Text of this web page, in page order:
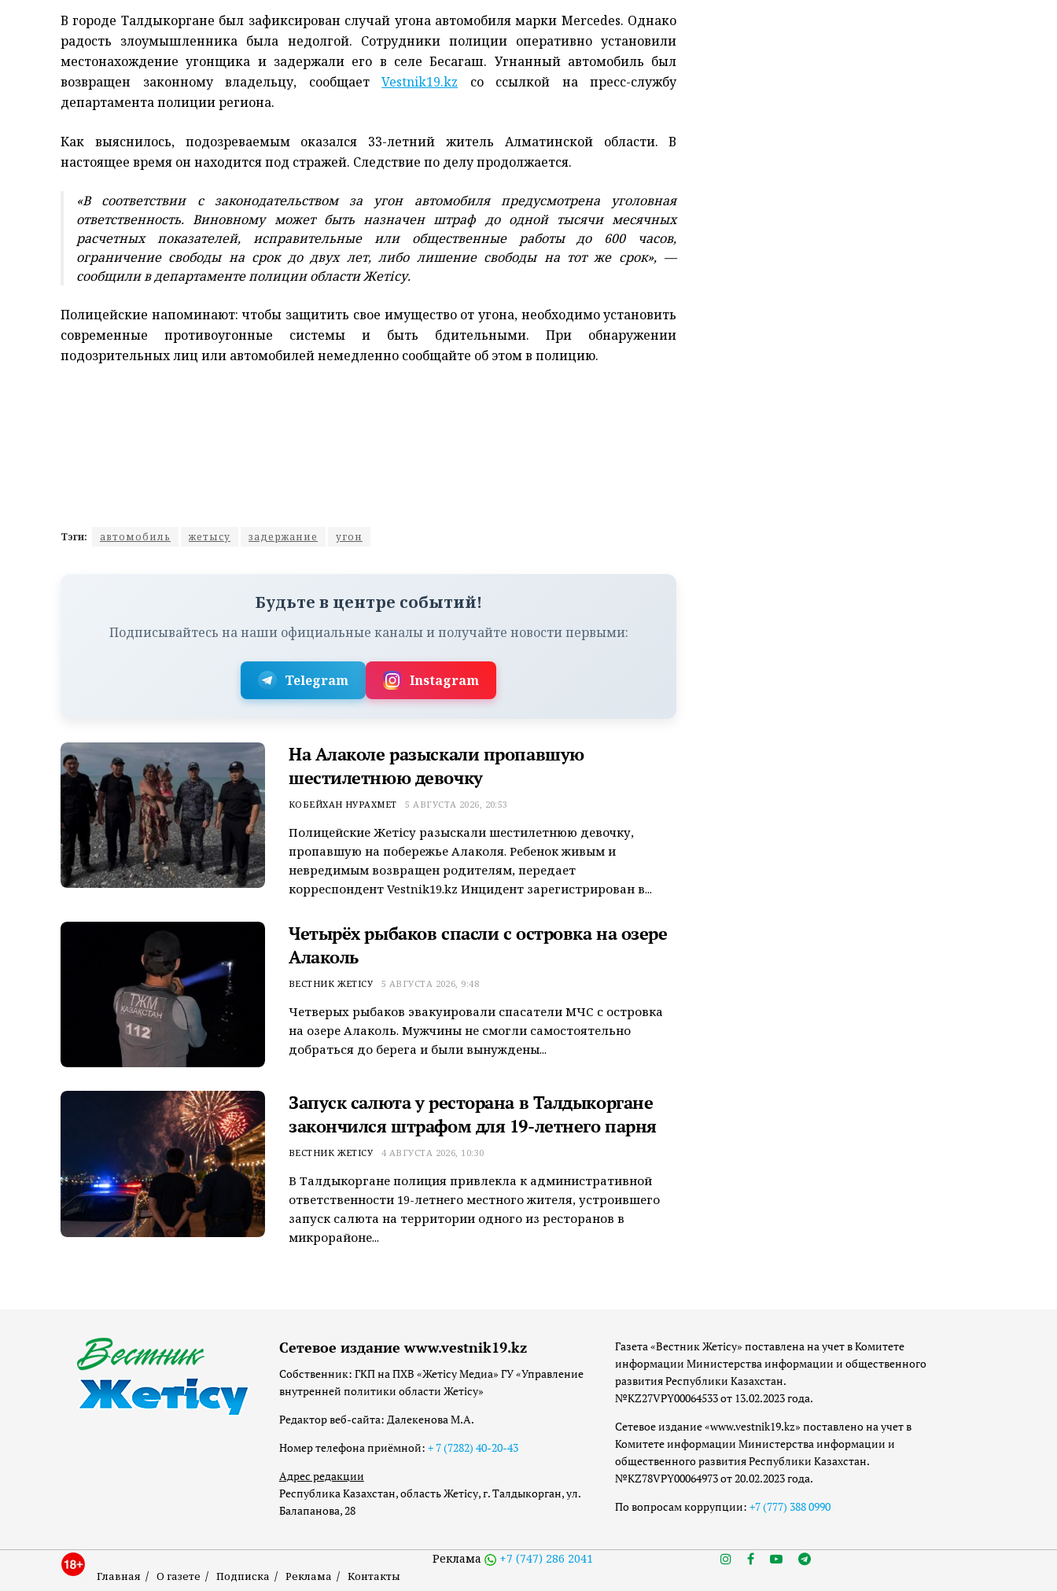
В городе Талдыкоргане был зафиксирован случай угона автомобиля марки Mercedes. Однако
радость злоумышленника была недолгой. Сотрудники полиции оперативно установили
местонахождение угонщика и задержали его в селе Бесагаш. Угнанный автомобиль был
возвращен законному владельцу, сообщаетVestnik19.kz со ссылкой на пресс-службу
департамента полиции региона.
Как выяснилось, подозреваемым оказался 33-летний житель Алматинской области. В
настоящее время он находится под стражей. Следствие по делу продолжается.
«В соответствии с законодательством за угон автомобиля предусмотрена уголовная
ответственность. Виновному может быть назначен штраф до одной тысячи месячных
расчетных показателей, исправительные или общественные работы до 600 часов,
ограничение свободы на срок до двух лет, либо лишение свободы на тот же срок», —
сообщили в департаменте полиции области Жетісу.
Полицейские напоминают: чтобы защитить свое имущество от угона, необходимо установить
современные противоугонные системы и быть бдительными. При обнаружении
подозрительных лиц или автомобилей немедленно сообщайте об этом в полицию.
Тэги: автомобиль жетысу задержание угон
Будьте в центре событий!
Подписывайтесь на наши официальные каналы и получайте новости первыми:
Telegram Instagram
На Алаколе разыскали пропавшую
шестилетнюю девочку
КОБЕЙХАН НУРАХМЕТ 5 АВГУСТА 2026, 20:53
Полицейские Жетісу разыскали шестилетнюю девочку,
пропавшую на побережье Алаколя. Ребенок живым и
невредимым возвращен родителям, передает
корреспондент Vestnik19.kz Инцидент зарегистрирован в...
Четырёх рыбаков спасли с островка на озере
Алаколь
ВЕСТНИК ЖЕТІСУ 5 АВГУСТА 2026, 9:48
Четверых рыбаков эвакуировали спасатели МЧС с островка
на озере Алаколь. Мужчины не смогли самостоятельно
добраться до берега и были вынуждены...
Запуск салюта у ресторана в Талдыкоргане
закончился штрафом для 19-летнего парня
ВЕСТНИК ЖЕТІСУ 4 АВГУСТА 2026, 10:30
В Талдыкоргане полиция привлекла к административной
ответственности 19-летнего местного жителя, устроившего
запуск салюта на территории одного из ресторанов в
микрорайоне...
Сетевое издание www.vestnik19.kz
Собственник: ГКП на ПХВ «Жетісу Медиа» ГУ «Управление
внутренней политики области Жетісу»
Редактор веб-сайта: Далекенова М.А.
Номер телефона приёмной: + 7 (7282) 40-20-43
Адрес редакции
Республика Казахстан, область Жетісу, г. Талдыкорган, ул.
Балапанова, 28
Газета «Вестник Жетісу» поставлена на учет в Комитете
информации Министерства информации и общественного
развития Республики Казахстан.
№KZ27VPY00064533 от 13.02.2023 года.
Сетевое издание «www.vestnik19.kz» поставлено на учет в
Комитете информации Министерства информации и
общественного развития Республики Казахстан.
№KZ78VPY00064973 от 20.02.2023 года.
По вопросам коррупции: +7 (777) 388 0990
Главная О газете Подписка Реклама Контакты
Реклама +7 (747) 286 2041